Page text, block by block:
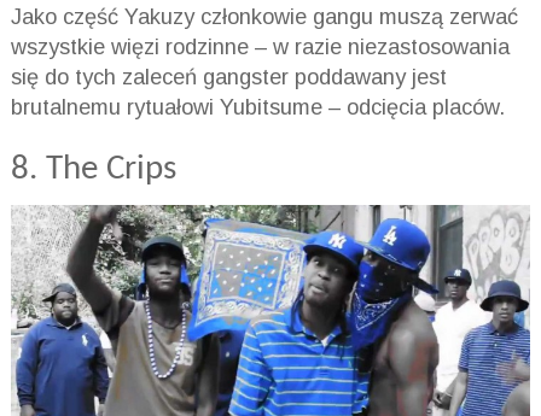
Jako część Yakuzy członkowie gangu muszą zerwać
wszystkie więzi rodzinne – w razie niezastosowania
się do tych zaleceń gangster poddawany jest
brutalnemu rytuałowi Yubitsume – odcięcia placów.
8. The Crips